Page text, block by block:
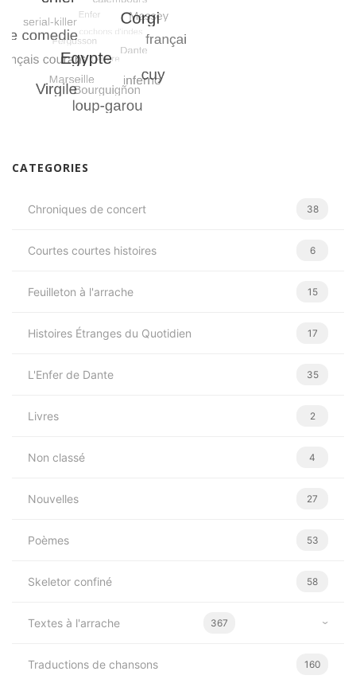
CATEGORIES
Chroniques de concert 38
Courtes courtes histoires 6
Feuilleton à l'arrache 15
Histoires Étranges du Quotidien 17
L'Enfer de Dante 35
Livres 2
Non classé 4
Nouvelles 27
Poèmes 53
Skeletor confiné 58
Textes à l'arrache 367
Traductions de chansons 160